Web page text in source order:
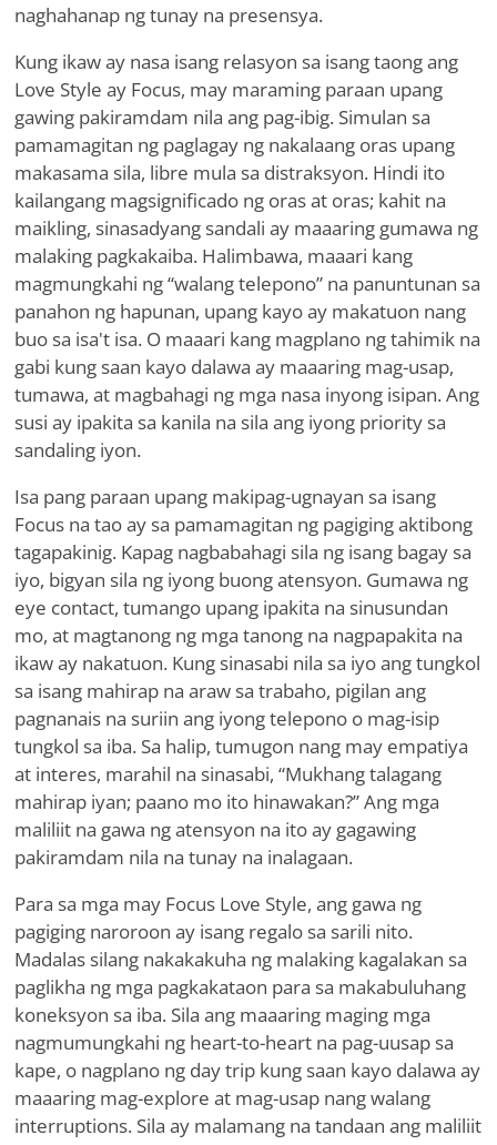
naghahanap ng tunay na presensya.
Kung ikaw ay nasa isang relasyon sa isang taong ang
Love Style ay Focus, may maraming paraan upang
gawing pakiramdam nila ang pag-ibig. Simulan sa
pamamagitan ng paglagay ng nakalaang oras upang
makasama sila, libre mula sa distraksyon. Hindi ito
kailangang magsignificado ng oras at oras; kahit na
maikling, sinasadyang sandali ay maaaring gumawa ng
malaking pagkakaiba. Halimbawa, maaari kang
magmungkahi ng “walang telepono” na panuntunan sa
panahon ng hapunan, upang kayo ay makatuon nang
buo sa isa't isa. O maaari kang magplano ng tahimik na
gabi kung saan kayo dalawa ay maaaring mag-usap,
tumawa, at magbahagi ng mga nasa inyong isipan. Ang
susi ay ipakita sa kanila na sila ang iyong priority sa
sandaling iyon.
Isa pang paraan upang makipag-ugnayan sa isang
Focus na tao ay sa pamamagitan ng pagiging aktibong
tagapakinig. Kapag nagbabahagi sila ng isang bagay sa
iyo, bigyan sila ng iyong buong atensyon. Gumawa ng
eye contact, tumango upang ipakita na sinusundan
mo, at magtanong ng mga tanong na nagpapakita na
ikaw ay nakatuon. Kung sinasabi nila sa iyo ang tungkol
sa isang mahirap na araw sa trabaho, pigilan ang
pagnanais na suriin ang iyong telepono o mag-isip
tungkol sa iba. Sa halip, tumugon nang may empatiya
at interes, marahil na sinasabi, “Mukhang talagang
mahirap iyan; paano mo ito hinawakan?” Ang mga
maliliit na gawa ng atensyon na ito ay gagawing
pakiramdam nila na tunay na inalagaan.
Para sa mga may Focus Love Style, ang gawa ng
pagiging naroroon ay isang regalo sa sarili nito.
Madalas silang nakakakuha ng malaking kagalakan sa
paglikha ng mga pagkakataon para sa makabuluhang
koneksyon sa iba. Sila ang maaaring maging mga
nagmumungkahi ng heart-to-heart na pag-uusap sa
kape, o nagplano ng day trip kung saan kayo dalawa ay
maaaring mag-explore at mag-usap nang walang
interruptions. Sila ay malamang na tandaan ang maliliit